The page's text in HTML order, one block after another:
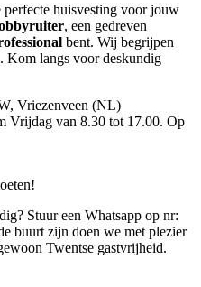
perfecte huisvesting voor jouw
, een gedreven
bent. Wij begrijpen
Kom langs voor deskundig
Vriezenveen (NL)
Vrijdag van 8.30 tot 17.00. Op
Stuur een Whatsapp op nr:
buurt zijn doen we met plezier
Twentse gastvrijheid.